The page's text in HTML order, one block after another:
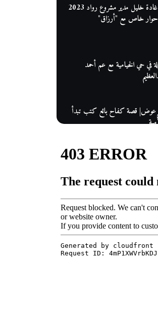
د. غادة خليل مدير مشروع رواد 2023
خاص مع "أرزاق"
في حي الخيامية مع عم أحمد
قصة كفاح بائع كتب تبدأ
مطحن بن في مصر| يكشف لنا
وزارة الاتصالات وتكنولوجيا
طريقك الأمثل نحو تطوير
"رواد 2030″